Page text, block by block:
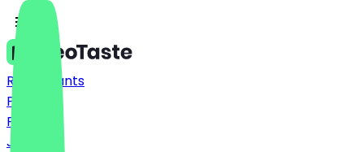
Restaurants
Preise
FAQ
Jobs